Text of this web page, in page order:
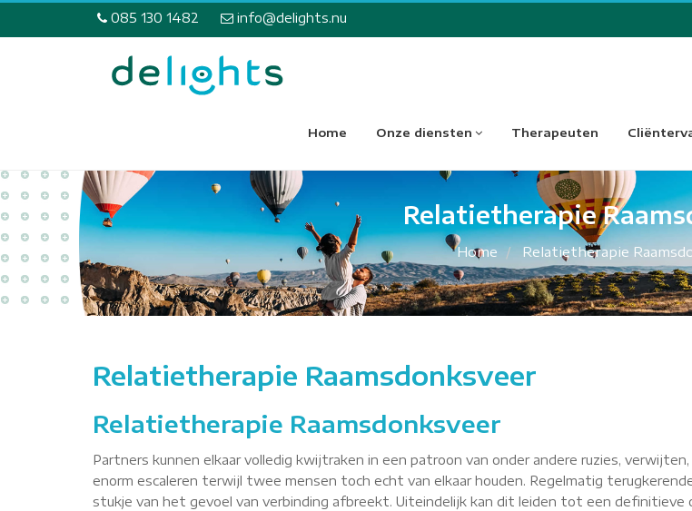
085 130 1482 info@delights.nu
Home Onze diensten Therapeuten
Relatietherapie
Home Relatietherapie
Relatietherapie Raamsdonksveer
Relatietherapie Raamsdonksveer
Partners kunnen elkaar volledig kwijtraken in een patroon van onder andere ruzies,
enorm escaleren terwijl twee mensen toch echt van elkaar houden. Regelmatig
stukje van het gevoel van verbinding afbreekt. Uiteindelijk kan dit leiden tot een definitieve